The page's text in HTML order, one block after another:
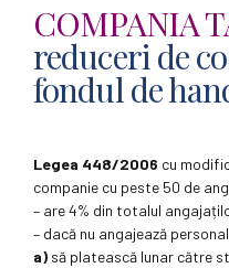
COMPANIA
reduceri de
fondul de
Legea 448/2006 cu
companie cu peste 50 de
– are 4% din totalul
– dacă nu angajează
a) să platească lunar către